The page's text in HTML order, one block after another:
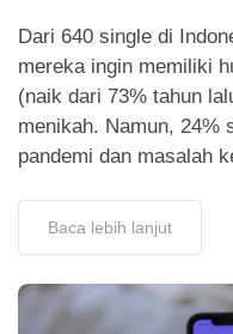
Dari 640 single di
mereka ingin memiliki
(naik dari 73% tahun
menikah. Namun, 24%
pandemi dan masalah
Baca lebih lanjut